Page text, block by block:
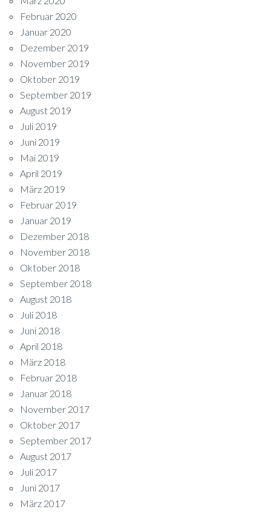
Februar 2020
Januar 2020
Dezember 2019
November 2019
Oktober 2019
September 2019
August 2019
Juli 2019
Juni 2019
Mai 2019
April 2019
März 2019
Februar 2019
Januar 2019
Dezember 2018
November 2018
Oktober 2018
September 2018
August 2018
Juli 2018
Juni 2018
April 2018
März 2018
Februar 2018
Januar 2018
November 2017
Oktober 2017
September 2017
August 2017
Juli 2017
Juni 2017
März 2017